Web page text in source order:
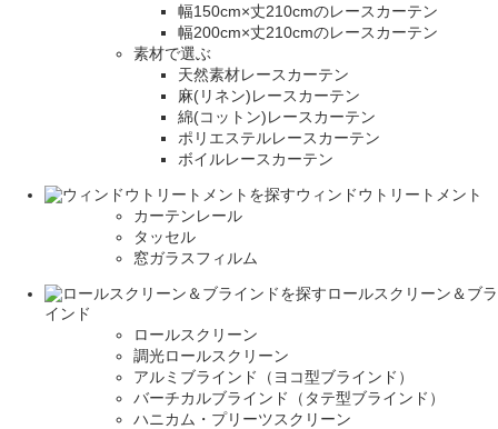
幅150cm×丈210cmのレースカーテン
幅200cm×丈210cmのレースカーテン
素材で選ぶ
天然素材レースカーテン
麻(リネン)レースカーテン
綿(コットン)レースカーテン
ポリエステルレースカーテン
ボイルレースカーテン
ウィンドウトリートメント
カーテンレール
タッセル
窓ガラスフィルム
ロールスクリーン＆ブラ
インド
ロールスクリーン
調光ロールスクリーン
アルミブラインド（ヨコ型ブラインド）
バーチカルブラインド（タテ型ブラインド）
ハニカム・プリーツスクリーン